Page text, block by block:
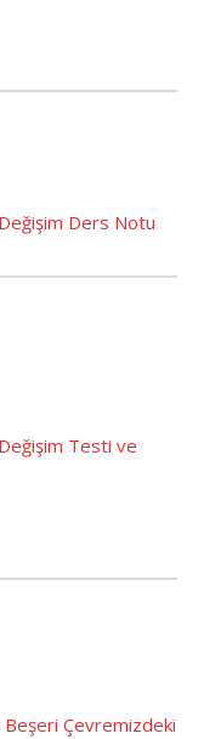
Ders Notu
Testi ve
Beşeri Çevremizdeki